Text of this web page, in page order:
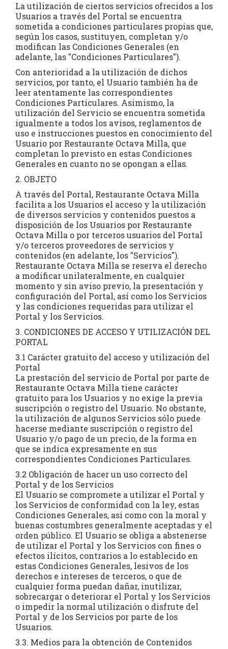
La utilización de ciertos servicios ofrecidos a los
Usuarios a través del Portal se encuentra
sometida a condiciones particulares propias que,
según los casos, sustituyen, completan y/o
modifican las Condiciones Generales (en
adelante, las "Condiciones Particulares").
Con anterioridad a la utilización de dichos
servicios, por tanto, el Usuario también ha de
leer atentamente las correspondientes
Condiciones Particulares. Asimismo, la
utilización del Servicio se encuentra sometida
igualmente a todos los avisos, reglamentos de
uso e instrucciones puestos en conocimiento del
Usuario por Restaurante Octava Milla, que
completan lo previsto en estas Condiciones
Generales en cuanto no se opongan a ellas.
2. OBJETO
A través del Portal, Restaurante Octava Milla
facilita a los Usuarios el acceso y la utilización
de diversos servicios y contenidos puestos a
disposición de los Usuarios por Restaurante
Octava Milla o por terceros usuarios del Portal
y/o terceros proveedores de servicios y
contenidos (en adelante, los "Servicios").
Restaurante Octava Milla se reserva el derecho
a modificar unilateralmente, en cualquier
momento y sin aviso previo, la presentación y
configuración del Portal, así como los Servicios
y las condiciones requeridas para utilizar el
Portal y los Servicios.
3. CONDICIONES DE ACCESO Y UTILIZACIÓN DEL
PORTAL
3.1 Carácter gratuito del acceso y utilización del
Portal
La prestación del servicio de Portal por parte de
Restaurante Octava Milla tiene carácter
gratuito para los Usuarios y no exige la previa
suscripción o registro del Usuario. No obstante,
la utilización de algunos Servicios sólo puede
hacerse mediante suscripción o registro del
Usuario y/o pago de un precio, de la forma en
que se indica expresamente en sus
correspondientes Condiciones Particulares.
3.2 Obligación de hacer un uso correcto del
Portal y de los Servicios
El Usuario se compromete a utilizar el Portal y
los Servicios de conformidad con la ley, estas
Condiciones Generales, así como con la moral y
buenas costumbres generalmente aceptadas y el
orden público. El Usuario se obliga a abstenerse
de utilizar el Portal y los Servicios con fines o
efectos ilícitos, contrarios a lo establecido en
estas Condiciones Generales, lesivos de los
derechos e intereses de terceros, o que de
cualquier forma puedan dañar, inutilizar,
sobrecargar o deteriorar el Portal y los Servicios
o impedir la normal utilización o disfrute del
Portal y de los Servicios por parte de los
Usuarios.
3.3. Medios para la obtención de Contenidos